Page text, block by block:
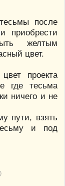
после
приобрести
желтым
цвет.
проекта
где тесьма
ничего и не
пути, взять
и под